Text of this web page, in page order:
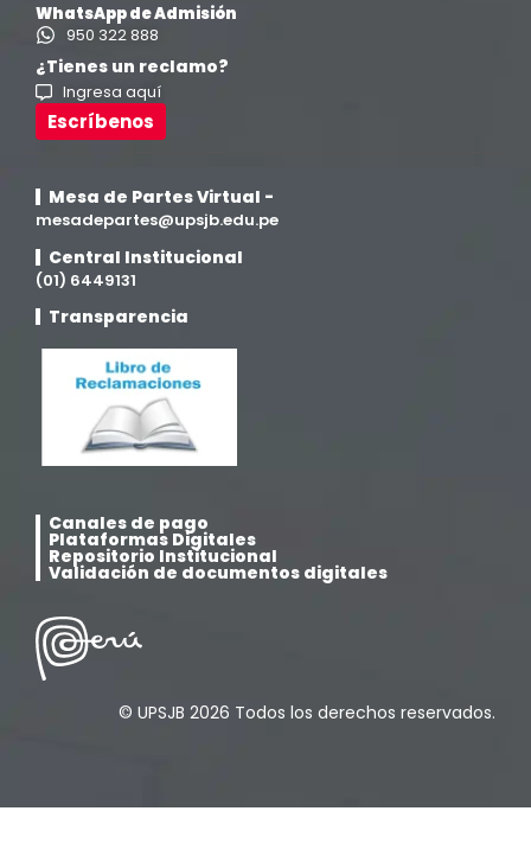
Ingeniería en Enología y Viticultura
Investigación y Responsabilidad Social
Noticias
Posgrado
Psicología
Responsabilidad Social
Retorno a la presencialidad
Segundas Especialidades en Estomatología (12)
WhatsApp de Admisión
950 322 888
¿Tienes un reclamo?
Ingresa aquí
Escríbenos
Mesa de Partes Virtual -
mesadepartes@upsjb.edu.pe
Central Institucional
(01) 6449131
Transparencia
Canales de pago
Plataformas Digitales
Repositorio Institucional
Validación de documentos digitales
© UPSJB 2026 Todos los derechos reservados.